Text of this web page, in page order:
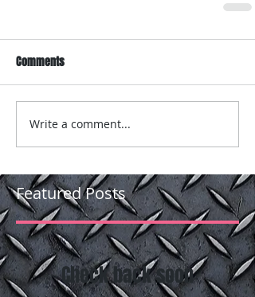
Comments
Write a comment...
Featured Posts
Check back soon